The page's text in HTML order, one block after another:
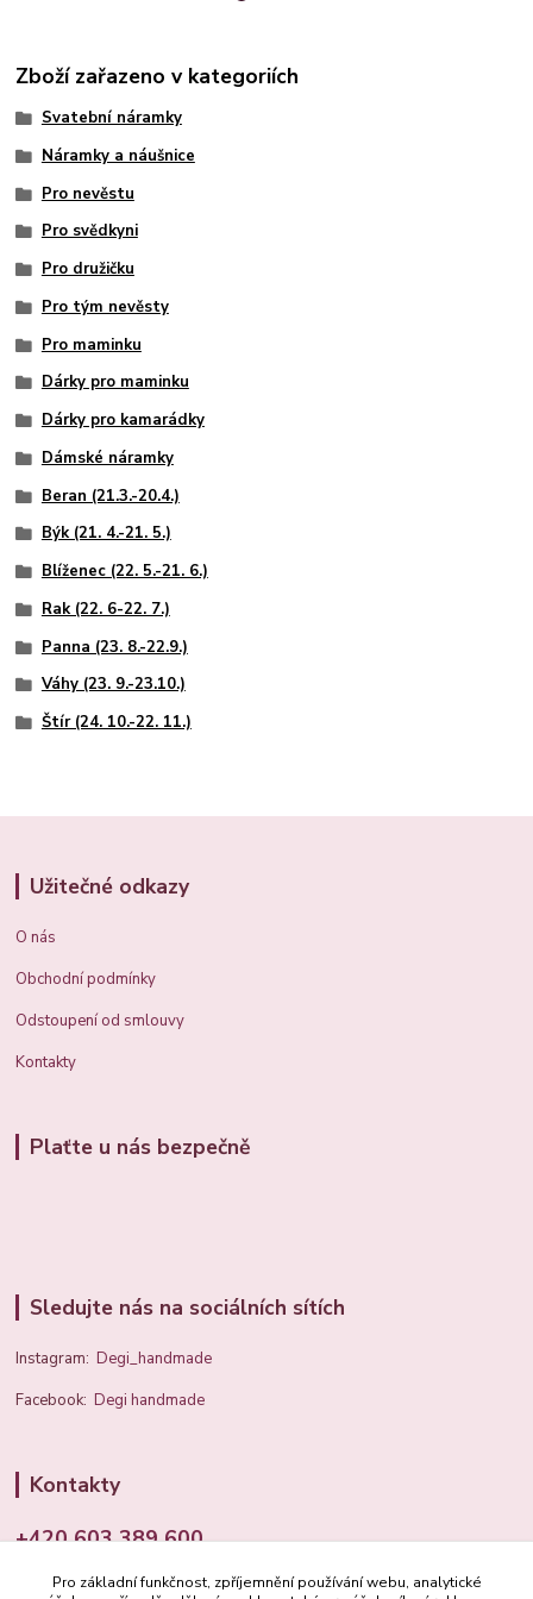
Zboží zařazeno v kategoriích
Svatební náramky
Náramky a náušnice
Pro nevěstu
Pro svědkyni
Pro družičku
Pro tým nevěsty
Pro maminku
Dárky pro maminku
Dárky pro kamarádky
Dámské náramky
Beran (21.3.-20.4.)
Býk (21. 4.-21. 5.)
Blíženec (22. 5.-21. 6.)
Rak (22. 6-22. 7.)
Panna (23. 8.-22.9.)
Váhy (23. 9.-23.10.)
Štír (24. 10.-22. 11.)
Užitečné odkazy
O nás
Obchodní podmínky
Odstoupení od smlouvy
Kontakty
Plaťte u nás bezpečně
Sledujte nás na sociálních sítích
Instagram:Degi_handmade
Facebook:Degi handmade
Kontakty
+420 603 389 600
info@degi.cz
Pro základní funkčnost, zpříjemnění používání webu, analytické